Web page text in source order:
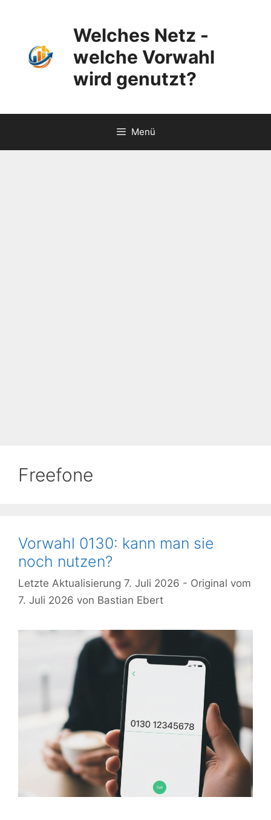
Welches Netz -
welche Vorwahl
wird genutzt?
Menü
Freefone
Vorwahl 0130: kann man sie
noch nutzen?
7. Juli 2026
7. Juli 2026 von Bastian Ebert